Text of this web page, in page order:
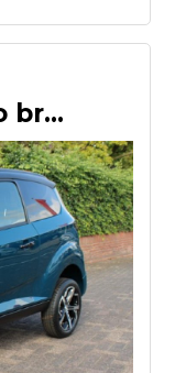
Premium 45 km auto brommobiel nieuw